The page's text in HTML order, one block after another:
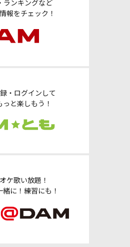
ランキングなど
報をチェック！
・ログインして
と楽しもう！
ケ歌い放題！
に！練習にも！